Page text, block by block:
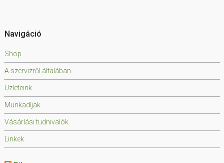
Navigáció
Shop
A szervizről általában
Üzleteink
Munkadíjak
Vásárlási tudnivalók
Linkek